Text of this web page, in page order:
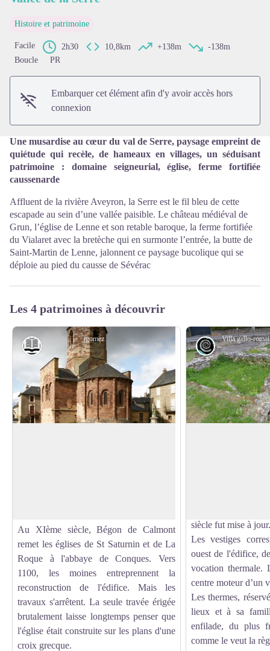
Voir l'image en plein écran
Histoire et patrimoine
Facile 2h30 10,8km +138m
-138m
Boucle
PR
Embarquer cet élément afin d'y avoir accès hors
connexion
Une musardise au cœur du val de Serre, paysage empreint de
quiétude qui recèle, de hameaux en villages, un séduisant
patrimoine : domaine seigneurial, église, ferme fortifiée
caussenarde
Affluent de la rivière Aveyron, la Serre est le fil bleu de cette
escapade au sein d’une vallée paisible. Le château médiéval de
Grun, l’église de Lenne et son retable baroque, la ferme fortifiée
du Vialaret avec la bretèche qui en surmonte l’entrée, la butte de
Saint-Martin de Lenne, jalonnent ce paysage bucolique qui se
déploie au pied du causse de Sévérac
Les 4 patrimoines à découvrir
jgomez
Histoire et patrimoine
Au XIème siècle, Bégon de Calmont
remet les églises de St Saturnin et de La
Roque à l'abbaye de Conques. Vers
1100, les moines entreprennent la
reconstruction de l'édifice. Mais les
travaux s'arrêtent. La seule travée érigée
brutalement laisse longtemps penser que
l'église était construite sur les plans d'une
croix grecque.
Archéologie
siècle fut mise à jour.
Les vestiges
ouest de l'édifice,
vocation thermale.
centre moteur d’un
Les thermes,
lieux et à sa
enfilade, du plus
comme le veut la